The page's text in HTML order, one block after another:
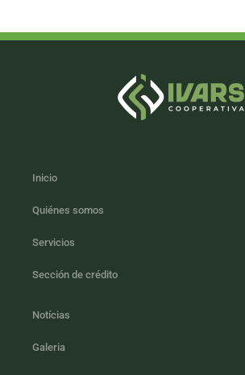
Inicio
Quiénes somos
Servicios
Sección de crédito
Notícias
Galeria